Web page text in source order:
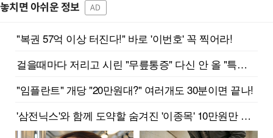
놓치면 아쉬운 정보 AD